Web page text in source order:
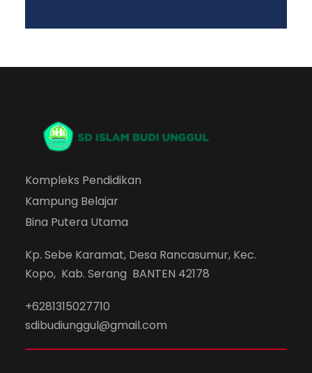
Kompleks Pendidikan
Kampung Belajar
Bina Putera Utama
Kp. Sebe Karamat, Desa Rancasumur, Kec.
Kopo, Kab. Serang BANTEN 42178
+6281315027710
sdibudiunggul@gmail.com